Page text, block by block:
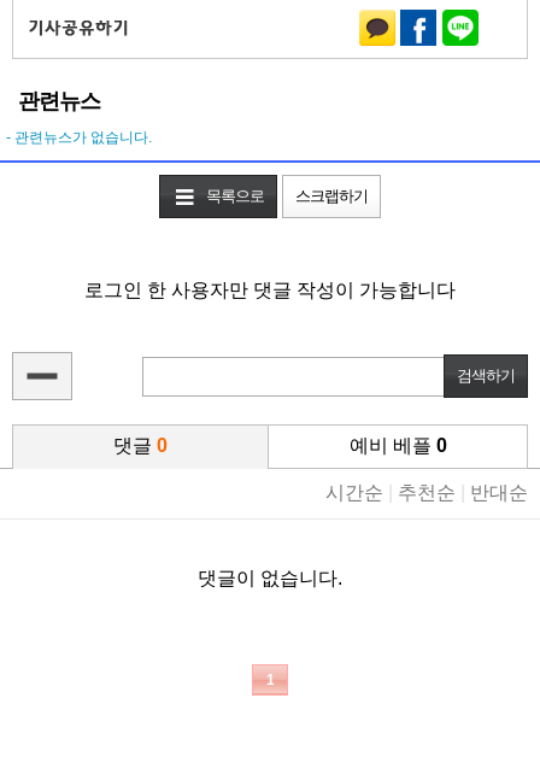
관련뉴스
- 관련뉴스가 없습니다.
목록으로 스크랩하기
로그인 한 사용자만 댓글 작성이 가능합니다
댓글 0 예비 베플 0
시간순 추천순 반대순
댓글이 없습니다.
1